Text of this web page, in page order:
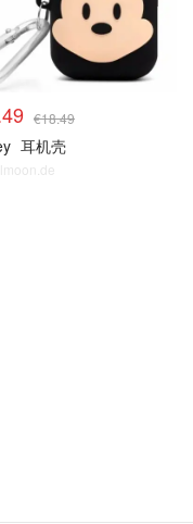
€18.49
耳机壳